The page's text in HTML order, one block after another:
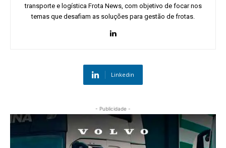
transporte e logística Frota News, com objetivo de focar nos
temas que desafiam as soluções para gestão de frotas.
Linkedin
- Publicidade -